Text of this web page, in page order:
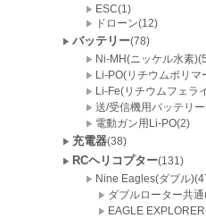
ESC(1)
ドローン(12)
バッテリー(78)
Ni-MH(ニッケル水素
Li-PO(リチウムポリマ
Li-Fe(リチウムフェラ
送/受信機用バッテリ
電動ガン用Li-PO(2)
充電器(38)
RCヘリコプター(131)
Nine Eagles(ダブル
ダブルローター共
EAGLE